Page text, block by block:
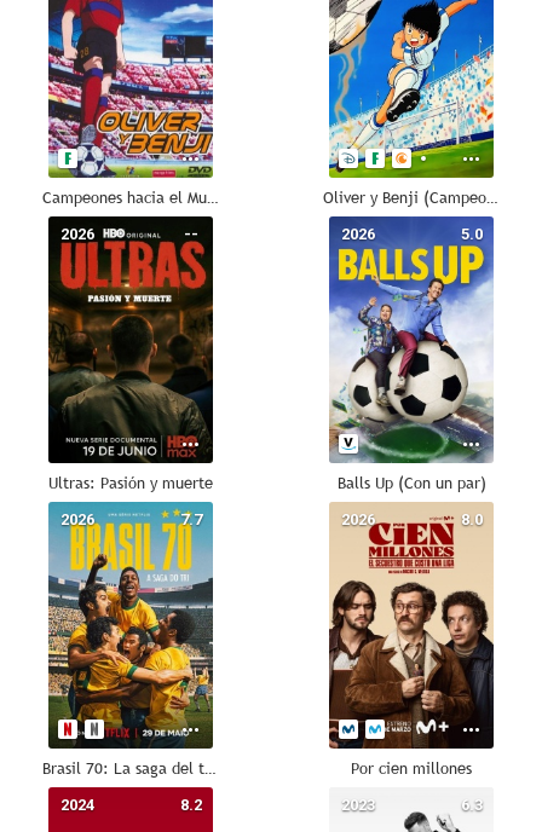
Campeones hacia el Mundial: Oliver y Benji (Super Campeones: 2002) Oliver y Benji (Campeones)
--
2026
Ultras: Pasión y muerte
5.0
2026
Balls Up (Con un par)
7.7
2026
Brasil 70: La saga del tricampeonato
8.0
2026
Por cien millones
8.2
2024 6.3
2023